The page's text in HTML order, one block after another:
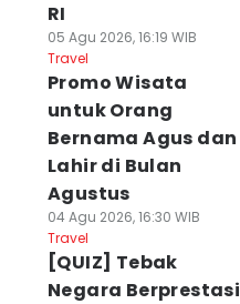
RI
05 Agu 2026, 16:19 WIB
Travel
Promo Wisata
untuk Orang
Bernama Agus dan
Lahir di Bulan
Agustus
04 Agu 2026, 16:30 WIB
Travel
[QUIZ] Tebak
Negara Berprestasi